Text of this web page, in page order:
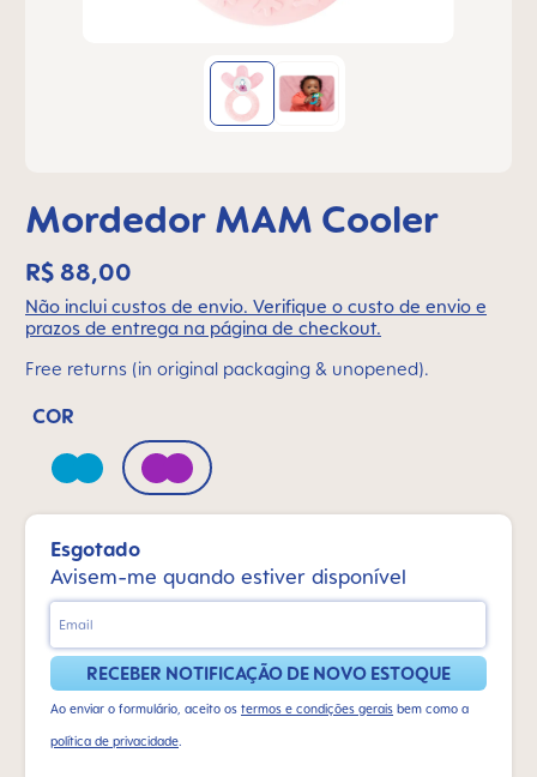
Mordedor MAM Cooler
R$ 88,00
Não inclui custos de envio. Verifique o custo de envio e
prazos de entrega na página de checkout.
Free returns (in original packaging & unopened).
COR
Pacific BluePurple
Esgotado
Avisem-me quando estiver disponível
RECEBER NOTIFICAÇÃO DE NOVO ESTOQUE
Ao enviar o formulário, aceito os termos e condições gerais bem como a
política de privacidade